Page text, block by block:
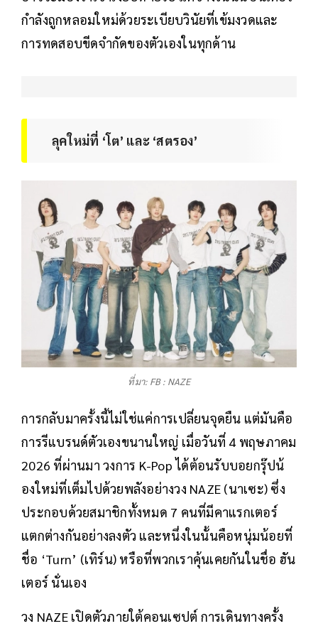
กำลังถูกหลอมใหม่ด้วยระเบียบวินัยที่เข้มงวดและ
การทดสอบขีดจำกัดของตัวเองในทุกด้าน
ลุคใหม่ที่ ‘โต’ และ ‘สตรอง’
ที่มา: FB : NAZE
การกลับมาครั้งนี้ไม่ใช่แค่การเปลี่ยนจุดยืน แต่มันคือ
การรีแบรนด์ตัวเองขนานใหญ่ เมื่อวันที่ 4 พฤษภาคม
2026 ที่ผ่านมา วงการ K-Pop ได้ต้อนรับบอยกรุ๊ปน้
องใหม่ที่เต็มไปด้วยพลังอย่างวง NAZE (นาเซะ) ซึ่ง
ประกอบด้วยสมาชิกทั้งหมด 7 คนที่มีคาแรกเตอร์
แตกต่างกันอย่างลงตัว และหนึ่งในนั้นคือหนุ่มน้อยที่
ชื่อ ‘Turn’ (เทิร์น) หรือที่พวกเราคุ้นเคยกันในชื่อ ฮัน
เตอร์ นั่นเอง
วง NAZE เปิดตัวภายใต้คอนเซปต์ การเดินทางครั้ง